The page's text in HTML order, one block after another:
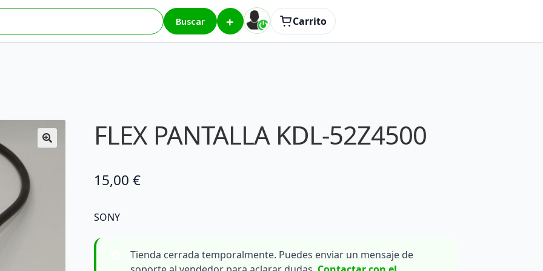
Buscar + Carrito
FLEX PANTALLA KDL-52Z4500
15,00 €
SONY
Tienda cerrada temporalmente. Puedes enviar un mensaje de